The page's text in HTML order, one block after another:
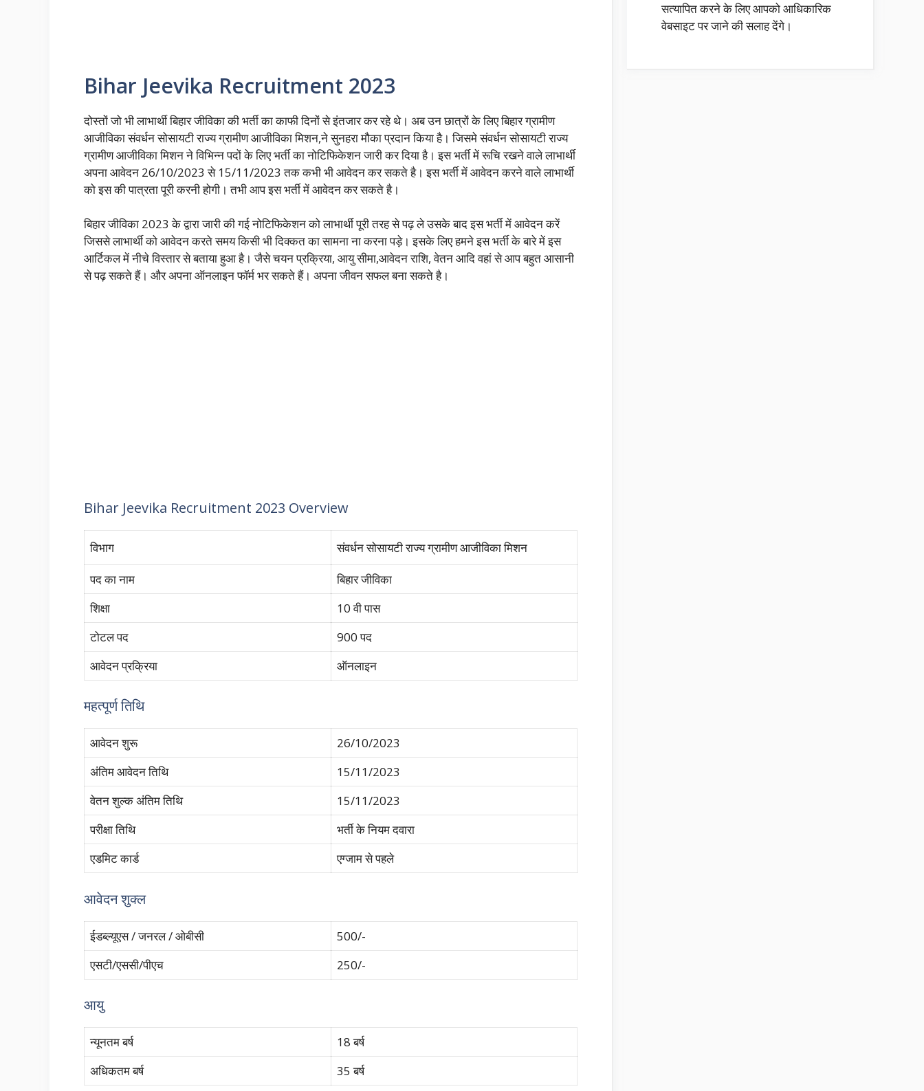
Bihar Jeevika Recruitment 2023
दोस्तों जो भी लाभार्थी बिहार जीविका की भर्ती का काफी दिनों से इंतजार कर रहे थे। अब उन छात्रों के लिए बिहार ग्रामीण
आजीविका संवर्धन सोसायटी राज्य ग्रामीण आजीविका मिशन,ने सुनहरा मौका प्रदान किया है। जिसमे संवर्धन सोसायटी राज्य
ग्रामीण आजीविका मिशन ने विभिन्न पदों के लिए भर्ती का नोटिफिकेशन जारी कर दिया है। इस भर्ती में रूचि रखने वाले लाभार्थी
अपना आवेदन 26/10/2023 से 15/11/2023 तक कभी भी आवेदन कर सकते है। इस भर्ती में आवेदन करने वाले लाभार्थी
को इस की पात्रता पूरी करनी होगी। तभी आप इस भर्ती में आवेदन कर सकते है।
बिहार जीविका 2023 के द्वारा जारी की गई नोटिफिकेशन को लाभार्थी पूरी तरह से पढ़ ले उसके बाद इस भर्ती में आवेदन करें
जिससे लाभार्थी को आवेदन करते समय किसी भी दिक्कत का सामना ना करना पड़े। इसके लिए हमने इस भर्ती के बारे में इस
आर्टिकल में नीचे विस्तार से बताया हुआ है। जैसे चयन प्रक्रिया, आयु सीमा,आवेदन राशि, वेतन आदि वहां से आप बहुत आसानी
से पढ़ सकते हैं। और अपना ऑनलाइन फॉर्म भर सकते हैं। अपना जीवन सफल बना सकते है।
Bihar Jeevika Recruitment 2023 Overview
विभाग
संवर्धन सोसायटी राज्य ग्रामीण आजीविका मिशन
पद का नाम
बिहार जीविका
शिक्षा
10 वी पास
टोटल पद
900 पद
आवेदन प्रक्रिया
ऑनलाइन
महत्पूर्ण तिथि
आवेदन शुरू
26/10/2023
अंतिम आवेदन तिथि
15/11/2023
वेतन शुल्क अंतिम तिथि
15/11/2023
परीक्षा तिथि
भर्ती के नियम दवारा
एडमिट कार्ड
एग्जाम से पहले
आवेदन शुक्ल
ईडब्ल्यूएस / जनरल / ओबीसी
500/-
एसटी/एससी/पीएच
250/-
आयु
न्यूनतम बर्ष
18 बर्ष
अधिकतम बर्ष
35 बर्ष
सत्यापित करने के लिए आपको आधिकारिक
वेबसाइट पर जाने की सलाह देंगे।